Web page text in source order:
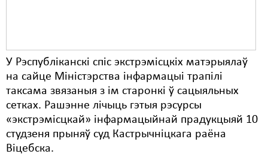
У Рэспубліканскі спіс экстрэмісцкіх матэрыялаў
на сайце Міністэрства інфармацыі трапілі
таксама звязаныя з ім старонкі ў сацыяльных
сетках. Рашэнне лічыць гэтыя рэсурсы
«экстрэмісцкай» інфармацыйнай прадукцыяй 10
студзеня прыняў суд Кастрычніцкага раёна
Віцебска.
Мігранты
Палітвязьні
Праваабаронцы